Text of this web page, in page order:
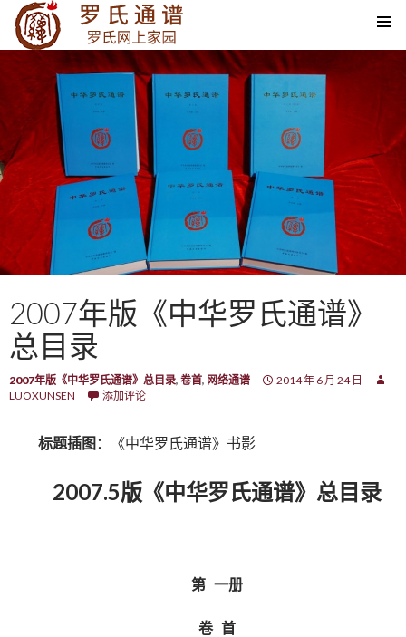
SKIP TO CONTENT
2007年版《中华罗氏通谱》
总目录
2007年版《中华罗氏通谱》总目录, 卷首, 网络通谱
2014 年 6 月 24 日
LUOXUNSEN
添加评论
标题插图 ：《中华罗氏通谱》书影
2007.5版《中华罗氏通谱》总目录
第 一册
卷 首